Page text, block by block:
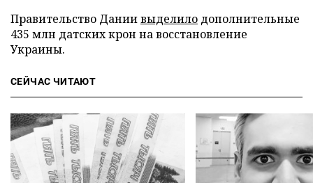
Правительство Даниивыделило дополнительные
435 млн датских крон на восстановление
Украины.
СЕЙЧАС ЧИТАЮТ